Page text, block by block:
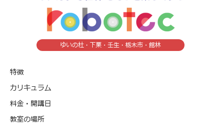
ゆいの杜・下栗・壬生・栃木市・館林
特徴
カリキュラム
料金・開講日
教室の場所